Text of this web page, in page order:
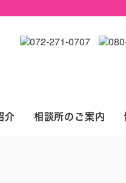
介 相談所のご案内